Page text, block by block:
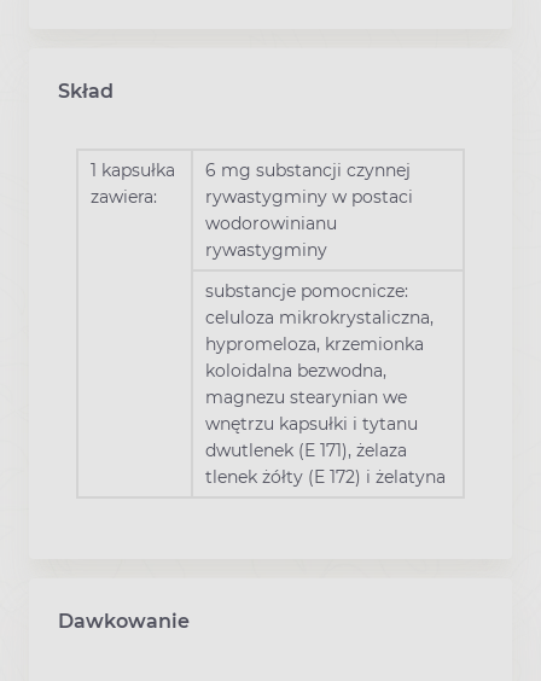
Skład
1 kapsułka
zawiera:
6 mg substancji czynnej
rywastygminy w postaci
wodorowinianu
rywastygminy
substancje pomocnicze:
celuloza mikrokrystaliczna,
hypromeloza, krzemionka
koloidalna bezwodna,
magnezu stearynian we
wnętrzu kapsułki i tytanu
dwutlenek (E 171), żelaza
tlenek żółty (E 172) i żelatyna
Dawkowanie